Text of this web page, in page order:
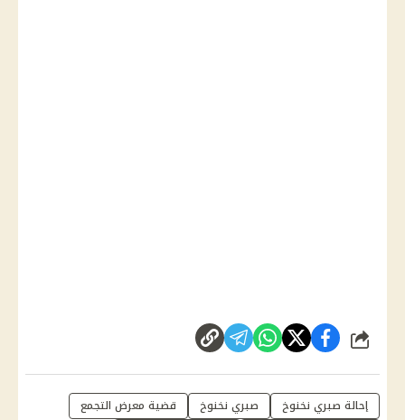
شارك
إحالة صبري نخنوخ صبري نخنوخ
قضية معرض التجمع